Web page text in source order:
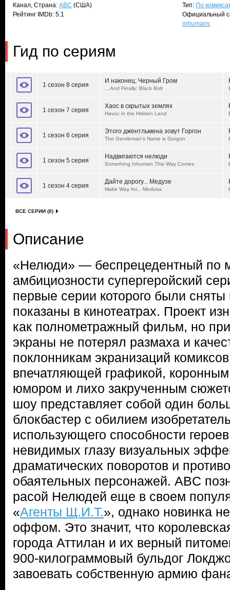
Канал, Страна: ABC (США)
Рейтинг IMDb: 5.1
Тип: По
Официальный
inhumans
Гид по сериям
1 сезон 8 серия
И наконец: Черный Гром
…And Finally: Black Bolt
1 сезон 7 серия
Хаос в скрытых землях
Havoc in the Hidden Land
1 сезон 6 серия
Этого джентльмена зовут Горгон
The Gentleman's Name is Gorgon
1 сезон 5 серия
Надвигаются нелюди
Something Inhuman This Way Comes
1 сезон 4 серия
Дайте дорогу... Медузе
Make Way for... Medusa
ВСЕ СЕРИИ (8)
Описание
«Нелюди» — беспрецедентный по
амбициозности супергеройский
первые серии которого были
показаны в кинотеатрах. Проект
как полнометражный фильм, но
экраны не потерял размаха и
поклонникам экранизаций
впечатляющей графикой,
юмором и лихо закрученным
шоу представляет собой один
блокбастер с обилием
использующего способности
невидимых глазу визуальных
драматических поворотов и
обаятельных персонажей. ABC
расой Нелюдей еще в своем
«Агенты Щ.И.Т.», однако новинка
оффом. Это значит, что
города Аттилан и их верный
900-килограммовый бульдог
завоевать собственную армию